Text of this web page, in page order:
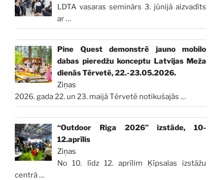
LDTA vasaras seminārs 3. jūnijā aizvadīts
ar…
Pine Quest demonstrē jauno mobilo
dabas pieredžu konceptu Latvijas Meža
dienās Tērvetē, 22.-23.05.2026.
Ziņas
2026. gada 22. un 23. maijā Tērvetē notikušajās …
“Outdoor Riga 2026” izstāde, 10-
12.aprīlis
Ziņas
No 10. līdz 12. aprīlim Ķīpsalas izstāžu
centrā…